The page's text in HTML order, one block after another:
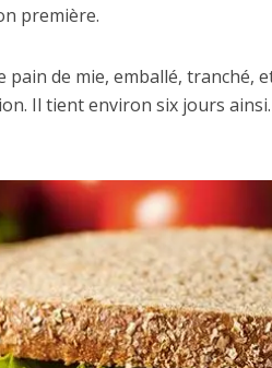
première.
de mie, emballé, tranché,
Il tient environ six jours